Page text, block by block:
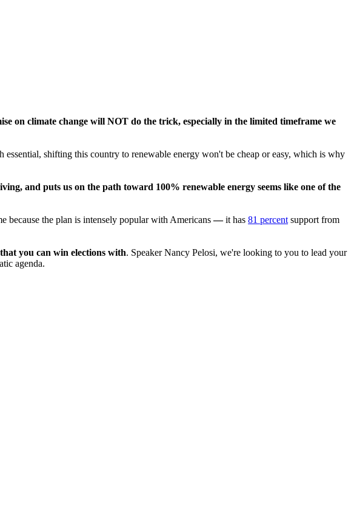
on climate change will NOT do the trick, especially in the limited timeframe we
essential, shifting this country to renewable energy won't be cheap or easy, which is why
and puts us on the path toward 100% renewable energy seems like one of the
because the plan is intensely popular with Americans—it has 81 percentsupport from
you can win elections with. Speaker Nancy Pelosi, we're looking to you to lead your
agenda.